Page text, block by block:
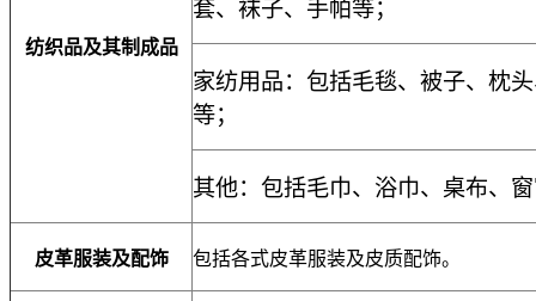
纺织品及其制成品
套、袜子、手帕等；
家纺用品：包括毛毯、被子、枕
等；
其他：包括毛巾、浴巾、桌布、
皮革服装及配饰 包括各式皮革服装及皮质配饰。